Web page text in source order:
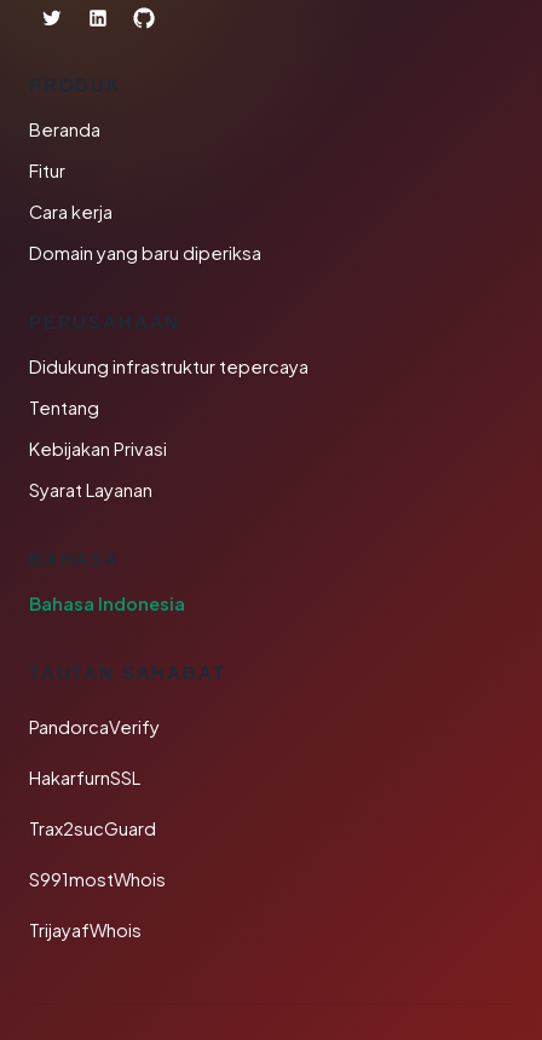
PRODUK
Beranda
Fitur
Cara kerja
Domain yang baru diperiksa
PERUSAHAAN
Didukung infrastruktur tepercaya
Tentang
Kebijakan Privasi
Syarat Layanan
BAHASA
Bahasa Indonesia
TAUTAN SAHABAT
PandorcaVerify
HakarfurnSSL
Trax2sucGuard
S991mostWhois
TrijayafWhois